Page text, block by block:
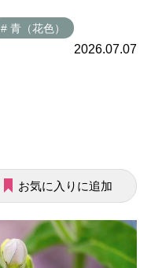
# 青（花色）
2026.07.07
お気に入りに追加